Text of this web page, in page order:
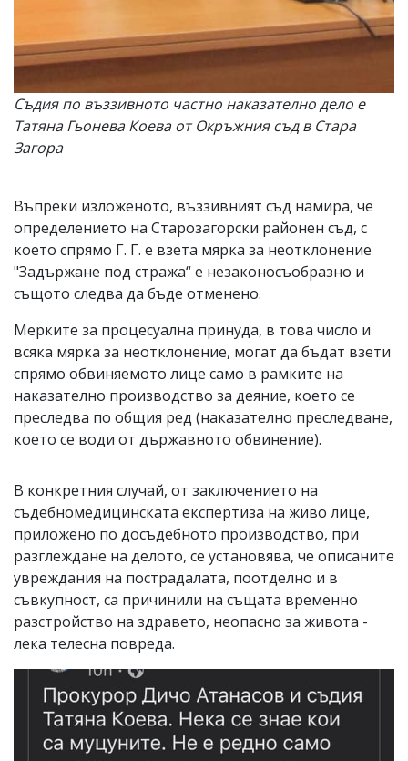
Съдия по въззивното частно наказателно дело е
Татяна Гьонева Коева от Окръжния съд в Стара
Загора
Въпреки изложеното, въззивният съд намира, че
определението на Старозагорски районен съд, с
което спрямо Г. Г. е взета мярка за неотклонение
"Задържане под стража“ е незаконосъобразно и
същото следва да бъде отменено.
Мерките за процесуална принуда, в това число и
всяка мярка за неотклонение, могат да бъдат взети
спрямо обвиняемото лице само в рамките на
наказателно производство за деяние, което се
преследва по общия ред (наказателно преследване,
което се води от държавното обвинение).
В конкретния случай, от заключението на
съдебномедицинската експертиза на живо лице,
приложено по досъдебното производство, при
разглеждане на делото, се установява, че описаните
увреждания на пострадалата, поотделно и в
съвкупност, са причинили на същата временно
разстройство на здравето, неопасно за живота -
лека телесна повреда.